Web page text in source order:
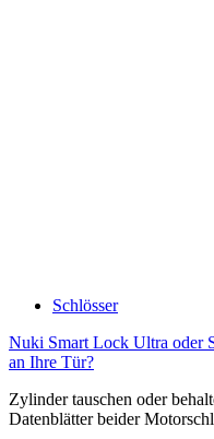
Schlösser
Nuki Smart Lock Ultra oder
an Ihre Tür?
Zylinder tauschen oder
Datenblätter beider